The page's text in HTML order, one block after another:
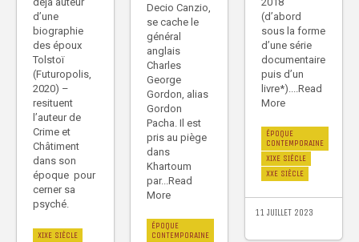
(d’abord
sous la forme
d’une série
documentaire
puis d’un
livre*)....Read
More
ÉPOQUE
CONTEMPORAINE
XIXE SIÈCLE
XXE SIÈCLE
11 JUILLET 2023
Decio Canzio,
se cache le
général
anglais
Charles
George
Gordon, alias
Gordon
Pacha. Il est
pris au piège
dans
Khartoum
par...Read
More
ÉPOQUE
CONTEMPORAINE
d’une
biographie
des époux
Tolstoï
(Futuropolis,
2020) –
resituent
l’auteur de
Crime et
Châtiment
dans son
époque pour
cerner sa
psyché.
XIXE SIÈCLE